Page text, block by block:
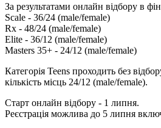
За результатами онлайн відбору в
Scale - 36/24 (male/female)
Rx - 48/24 (male/female)
Elite - 36/12 (male/female)
Masters 35+ - 24/12 (male/female)
Категорія Teens проходить без
кількість місць 24/12 (male/female).
Старт онлайн відбору - 1 липня.
Реєстрація можлива до 5 липня